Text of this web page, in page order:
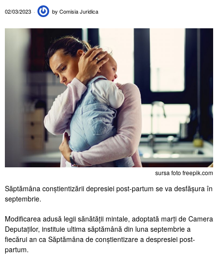
02/03/2023 by Comisia Juridica
sursa foto freepik.com
Săptămâna conștientizării depresiei post-partum se va desfășura în
septembrie.
Modificarea adusă legii sănătății mintale, adoptată marți de Camera
Deputaților, instituie ultima săptămână din luna septembrie a
fiecărui an ca Săptămâna de conștientizare a despresiei post-
partum.